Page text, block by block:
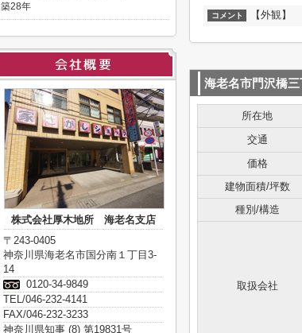
コメント 【外観】
海老名市門沢橋
所在地
交通
価格
建物面積/坪数
種別/構造
取扱会社
築28年
株式会社厚木地所 海老名支店
〒243-0405
神奈川県海老名市国分南１丁目3-
14
0120-34-9849
TEL/046-232-4141
FAX/046-232-3233
神奈川県知事 (8) 第19831号